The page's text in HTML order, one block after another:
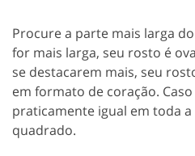
Procure a parte mais larga
for mais larga, seu rosto é
se destacarem mais, seu
em formato de coração.
praticamente igual em toda
quadrado.